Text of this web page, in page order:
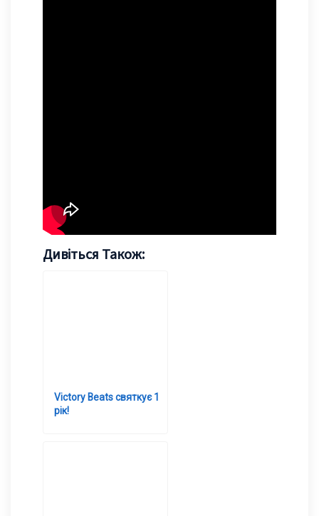
Дивіться Також:
Victory Beats святкує 1
рік!